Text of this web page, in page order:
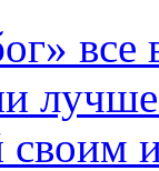
все
своим